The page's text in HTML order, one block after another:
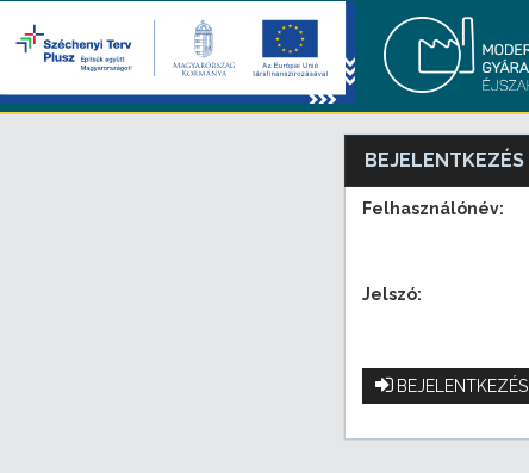
BEJELENTKEZÉS
Felhasználónév:
Jelszó:
BEJELENTKEZÉS